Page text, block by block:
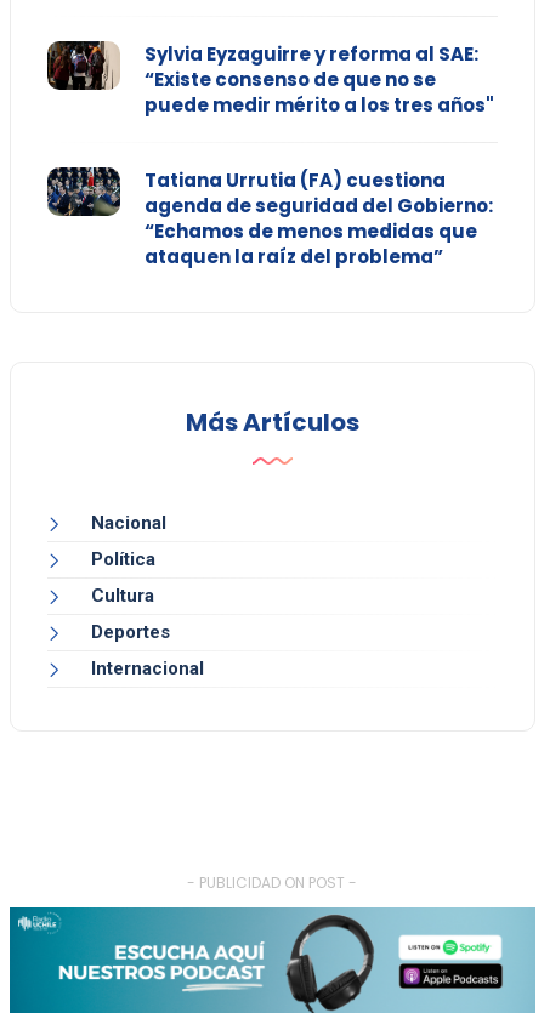
Sylvia Eyzaguirre y reforma al SAE:
“Existe consenso de que no se
puede medir mérito a los tres años"
Tatiana Urrutia (FA) cuestiona
agenda de seguridad del Gobierno:
“Echamos de menos medidas que
ataquen la raíz del problema”
Más Artículos
Nacional
Política
Cultura
Deportes
Internacional
- PUBLICIDAD ON POST -